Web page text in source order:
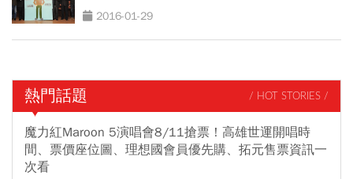
2016-01-29
熱門話題 / HOT STORIES /
魔力紅Maroon 5演唱會8/11搶票！高雄世運開唱時
間、票價座位圖、理想國會員優先購、拓元售票資訊一
次看